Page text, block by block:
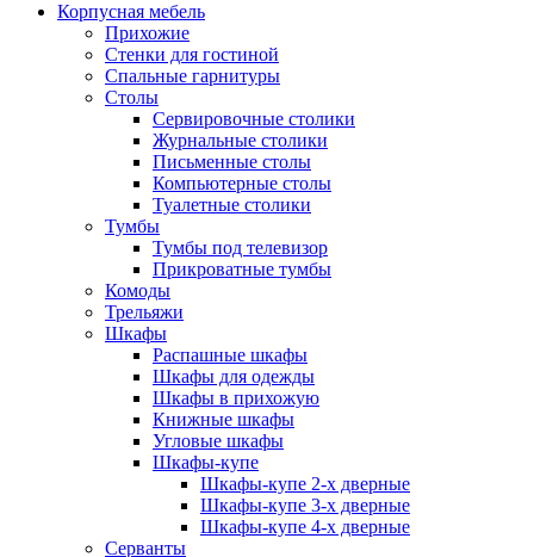
Корпусная мебель
Прихожие
Стенки для гостиной
Спальные гарнитуры
Столы
Сервировочные столики
Журнальные столики
Письменные столы
Компьютерные столы
Туалетные столики
Тумбы
Тумбы под телевизор
Прикроватные тумбы
Комоды
Трельяжи
Шкафы
Распашные шкафы
Шкафы для одежды
Шкафы в прихожую
Книжные шкафы
Угловые шкафы
Шкафы-купе
Шкафы-купе 2-x дверные
Шкафы-купе 3-х дверные
Шкафы-купе 4-х дверные
Серванты